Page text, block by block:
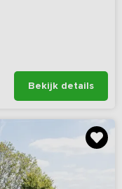
Bekijk details